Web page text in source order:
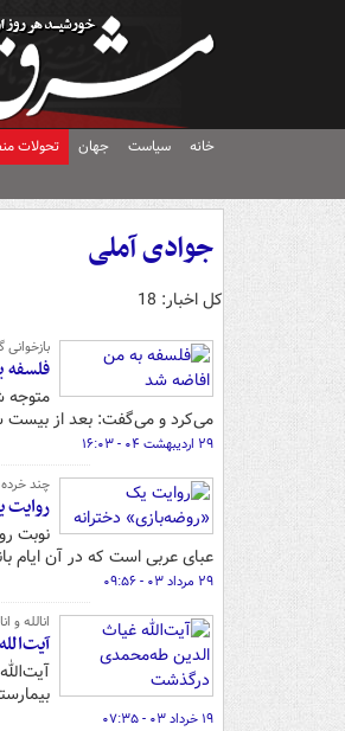
خانه سیاست جهان تحولات
جوادی آملی
کل اخبار: 18
فلسفه
متوجه
می‌کرد و می‌گفت: بعد از بیست
۲۹ اردیبهشت ۰۴ - ۱۶:۰۳
چند
روایت
نوبت
عبای عربی است که در آن ایام
۲۹ مرداد ۰۳ - ۰۹:۵۶
انالله و
۱۹ خرداد ۰۳ - ۰۷:۳۵